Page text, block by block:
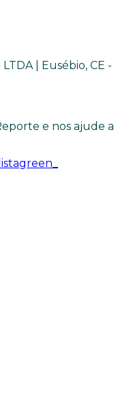
| Eusébio, CE -
e nos ajude a